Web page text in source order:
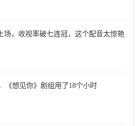
场，收视率破七连冠，这个配音太惊艳
《想见你》剧组用了18个小时